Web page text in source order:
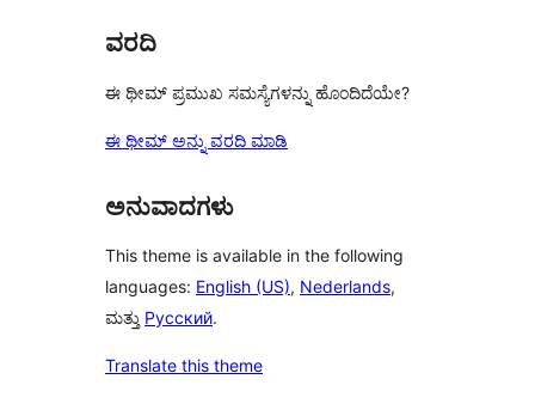
ವರದಿ
ಈ ಥೀಮ್ ಪ್ರಮುಖ ಸಮಸ್ಯೆಗಳನ್ನು ಹೊಂದಿದೆಯೇ?
ಈ ಥೀಮ್ ಅನ್ನು ವರದಿ ಮಾಡಿ
ಅನುವಾದಗಳು
This theme is available in the following
languages: English (US), Nederlands,
ಮತ್ತು Русский.
Translate this theme